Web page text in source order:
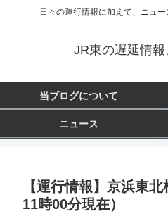
日々の運行情報に加えて、ニュ
JR東の遅延情
当ブログについて
ニュース
【運行情報】京浜東
11時00分現在）